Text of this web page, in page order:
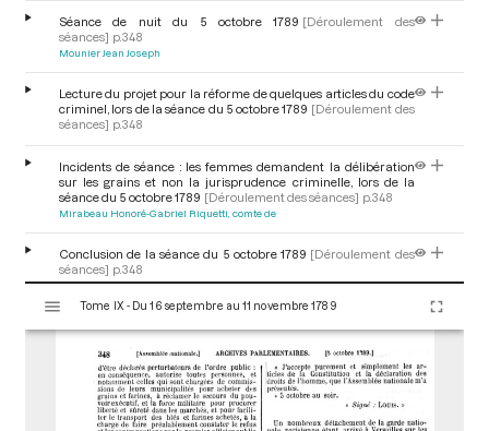
Séance de nuit du 5 octobre 1789 [Déroulement des
séances] p.348
Mounier Jean Joseph
Lecture du projet pour la réforme de quelques articles du code
criminel, lors de la séance du 5 octobre 1789 [Déroulement des
séances] p.348
Incidents de séance : les femmes demandent la délibération
sur les grains et non la jurisprudence criminelle, lors de la
séance du 5 octobre 1789 [Déroulement des séances] p.348
Mirabeau Honoré-Gabriel Riquetti, comte de
Conclusion de la séance du 5 octobre 1789 [Déroulement des
séances] p.348
Mounier Jean Joseph
s
Tome IX - Du 16 septembre au 11 novembre 1789